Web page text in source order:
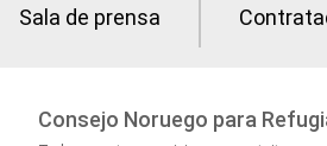
Sala de prensa
Consejo Noruego para